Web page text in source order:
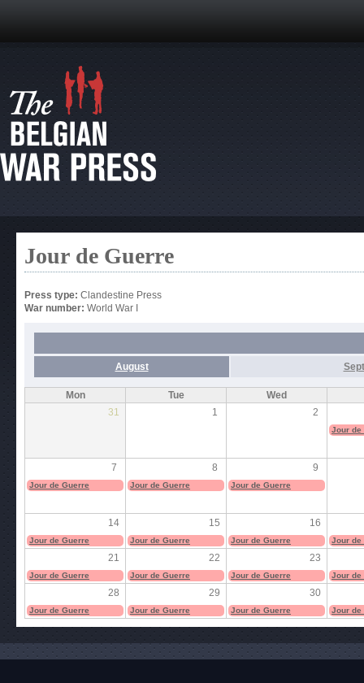
Jour de Guerre
Press type: Clandestine Press
War number: World War I
August
Mon Tue
Wed
31
1 2
Jour de
7 8 9
Jour de Guerre Jour de Guerre Jour de Guerre
14 15 16
Jour de Guerre Jour de Guerre Jour de Guerre Jour de
21 22 23
Jour de Guerre Jour de Guerre Jour de Guerre Jour de
28 29 30
Jour de Guerre Jour de Guerre Jour de Guerre Jour de